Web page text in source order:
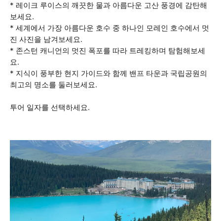
* 레이크 루이스의 깨끗한 물과 아름다운 고산 풍경에 감탄해
보세요.
* 세계에서 가장 아름다운 호수 중 하나인 모레인 호수에서 멋
진 사진을 남겨보세요.
* 존스턴 캐니언의 멋진 폭포를 따라 트레킹하며 탐험해보세
요.
* 지식이 풍부한 현지 가이드와 함께 밴프 타운과 국립공원의
최고의 명소를 둘러보세요.
투어 일자를 선택하세요.